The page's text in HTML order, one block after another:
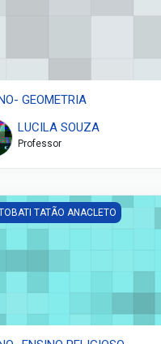
GEOMETRIA
LUCILA SOUZA
Professor
ENSINO RELIGIOSO
TATÃO ANACLETO